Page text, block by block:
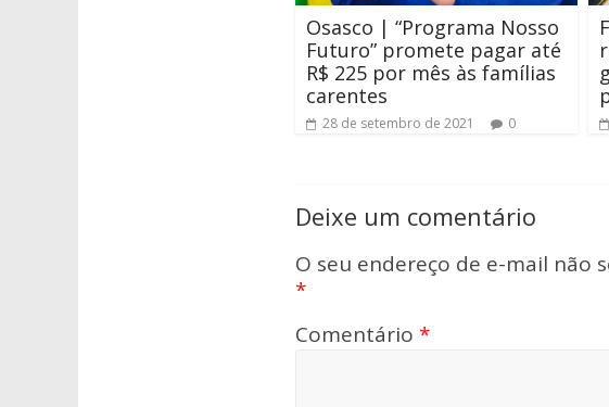
Osasco | “Programa Nosso
Futuro” promete pagar até
R$ 225 por mês às famílias
carentes
28 de setembro de 2021 0
Deixe um comentário
O seu endereço de e-mail não
*
Comentário *